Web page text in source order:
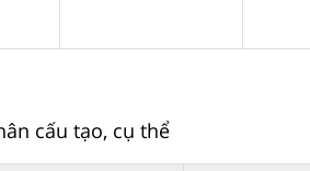
cấu tạo, cụ thể